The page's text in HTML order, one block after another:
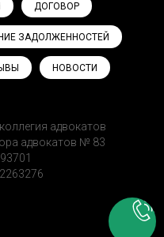
ДОГОВОР
ЗАДОЛЖЕННОСТЕЙ
НОВОСТИ
адвокатов
адвокатов № 83